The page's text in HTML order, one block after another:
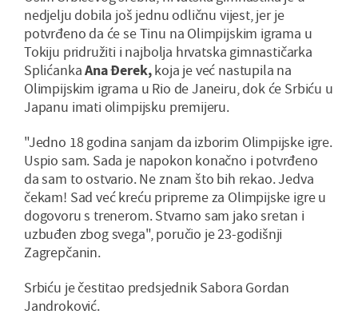
nedjelju dobila još jednu odličnu vijest, jer je
potvrđeno da će se Tinu na Olimpijskim igrama u
Tokiju pridružiti i najbolja hrvatska gimnastičarka
SplićankaAna Đerek,koja je već nastupila na
Olimpijskim igrama u Rio de Janeiru, dok će Srbiću u
Japanu imati olimpijsku premijeru.
"Jedno 18 godina sanjam da izborim Olimpijske igre.
Uspio sam. Sada je napokon konačno i potvrđeno
da sam to ostvario. Ne znam što bih rekao. Jedva
čekam! Sad već kreću pripreme za Olimpijske igre u
dogovoru s trenerom. Stvarno sam jako sretan i
uzbuđen zbog svega", poručio je 23-godišnji
Zagrepčanin.
Srbiću je čestitao predsjednik Sabora Gordan
Jandroković.